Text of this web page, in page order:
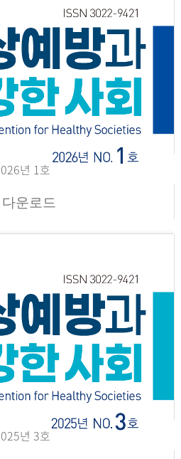
년 1호
다운로드
년 3호